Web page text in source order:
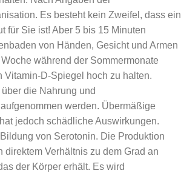
Es besteht kein Zweifel, dass ein
für Sie ist! Aber 5 bis 15 Minuten
von Händen, Gesicht und Armen
während der Sommermonate
Vitamin-D-Spiegel hoch zu halten.
die Nahrung und
werden. Übermäßige
jedoch schädliche Auswirkungen.
von Serotonin. Die Produktion
direktem Verhältnis zu dem Grad an
der Körper erhält. Es wird